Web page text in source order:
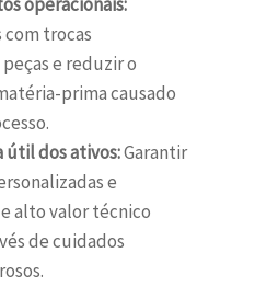
com trocas
e reduzir o
prima causado
útil dos ativos:Garantir
e
alto valor técnico
de cuidados